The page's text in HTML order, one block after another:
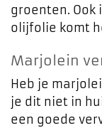
groenten. Ook
olijfolie komt
Marjolein
Heb je
je dit niet in
een goede